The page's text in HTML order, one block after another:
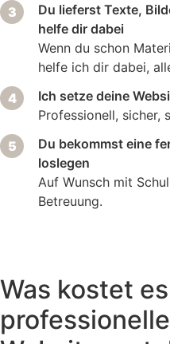
Du lieferst Texte,
helfe dir dabei
Wenn du schon
helfe ich dir dabei,
Ich setze deine
Professionell, sicher,
Du bekommst eine
loslegen
Auf Wunsch mit
Betreuung.
Was kostet